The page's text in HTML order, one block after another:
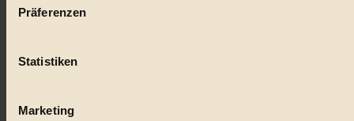
Ihr Gerät durch aktives Scannen nach bestimmten
Erfahren Sie mehr darüber, wie Ihre persönlichen Daten
Präferenzen
Statistiken
Marketing
nachhaltig